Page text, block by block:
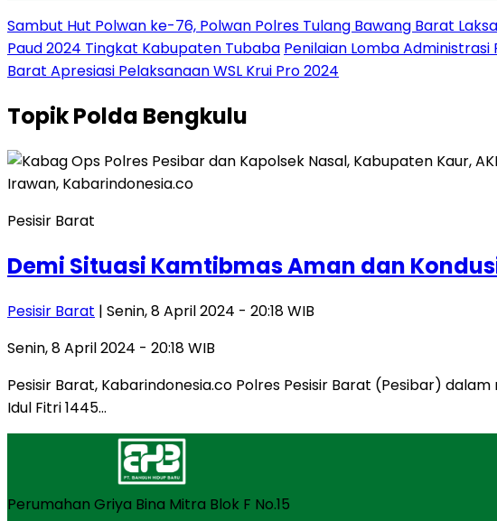
Sambut Hut Polwan ke-76, Polwan Polres Tulang Bawang Barat
Paud 2024 Tingkat Kabupaten Tubaba Penilaian Lomba
Barat Apresiasi Pelaksanaan WSL Krui Pro 2024
TopikPolda Bengkulu
Pesisir Barat
Demi Situasi Kamtibmas Aman dan
Pesisir Barat | Senin, 8 April 2024 - 20:18 WIB
Senin, 8 April 2024 - 20:18 WIB
Pesisir Barat, Kabarindonesia.co Polres Pesisir Barat (Pesibar)
Idul Fitri 1445…
Perumahan Griya Bina Mitra Blok F No.15